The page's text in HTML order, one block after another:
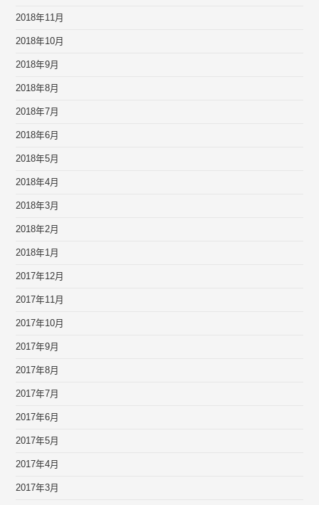
2018年11月
2018年10月
2018年9月
2018年8月
2018年7月
2018年6月
2018年5月
2018年4月
2018年3月
2018年2月
2018年1月
2017年12月
2017年11月
2017年10月
2017年9月
2017年8月
2017年7月
2017年6月
2017年5月
2017年4月
2017年3月